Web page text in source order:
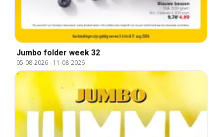
Jumbo folder week 32
05-08-2026- 11-08-2026